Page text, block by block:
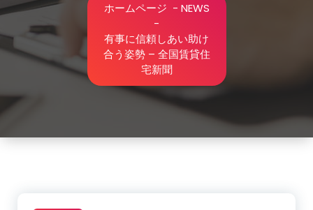
ホームページ - NEWS
-
有事に信頼しあい助け
合う姿勢 – 全国賃貸住
宅新聞